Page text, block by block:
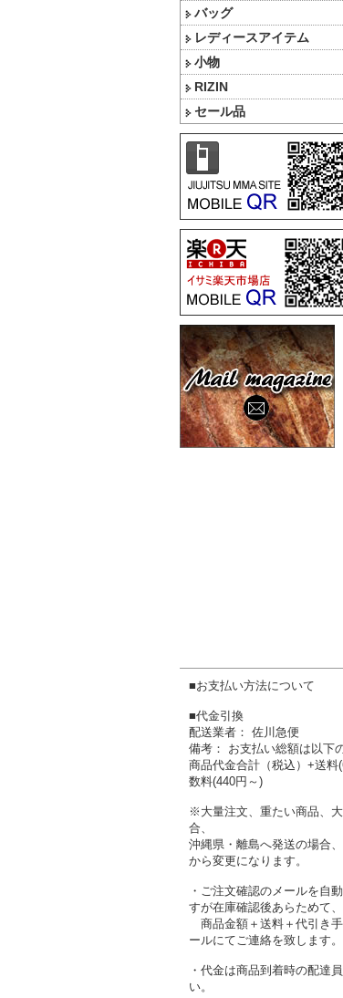
バッグ
レディースアイテム
小物
RIZIN
セール品
■お支払い方法について
■代金引換
配送業者： 佐川急便
備考： お支払い総額は以下
商品代金合計（税込）+送料
数料(440円～)
※大量注文、重たい商品、
合、
沖縄県・離島へ発送の場合
から変更になります。
・ご注文確認のメールを自
すが在庫確認後あらためて、
商品金額＋送料＋代引き
ールにてご連絡を致します。
・代金は商品到着時の配達
い。